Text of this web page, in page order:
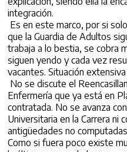
integración.
Es en este marco, por si
que la Guardia de Adultos
trabaja a lo bestia, se cobra
siguen yendo y cada vez
vacantes. Situación
No se discute el
Enfermería que ya está en
contratada. No se avanza
Universitaria en la Carrera ni
antigüedades no
Como si fuera poco existe